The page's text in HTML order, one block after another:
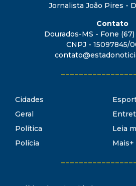
Jornalista João Pires -
Contato
Dourados-MS - Fone
CNPJ - 15097845/
Cidades
Geral
Política
Polícia
Leia
Mais+